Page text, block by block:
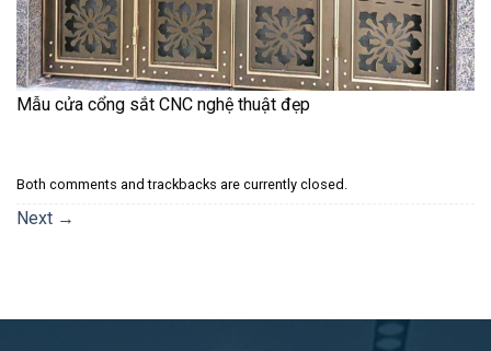
Mẫu cửa cổng sắt CNC nghệ thuật đẹp
Both comments and trackbacks are currently closed.
Next →